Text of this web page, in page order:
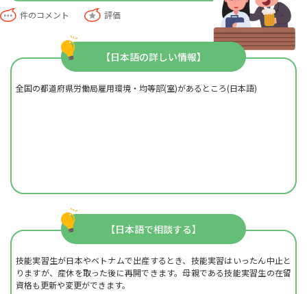
件のコメント 評価
【日本語の詳しい情報】
全国の都道府県労働局雇用環境・均等部(室)があるところ(日本語)
【日本語で相談する】
技能実習生が日本やベトナムで出産するとき、技能実習はいったん中止と
りますが、産休を取った後に再開できます。母親である技能実習生の在留
資格も更新や変更ができます。